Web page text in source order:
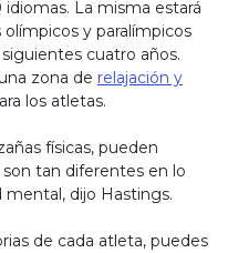
idiomas. La misma estará
y paralímpicos
cuatro años.
zona de relajación y
los atletas.
físicas, pueden
tan diferentes en lo
mental, dijo Hastings.
de cada atleta, puedes